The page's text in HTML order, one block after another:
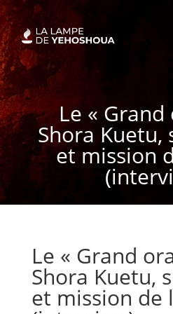
Le «
Shora Kuetu,
et mission
Le « Grand
Shora Kuetu,
et mission de